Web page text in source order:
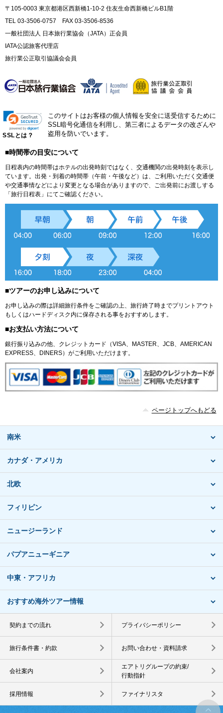
〒105-0003 東京都港区西新橋1-10-2 住友生命西新橋ビルB1階
TEL 03-3506-0757 FAX 03-3506-8536
一般社団法人 日本旅行業協会（JATA）正会員
IATA公認旅客代理店
旅行業公正取引協議会会員
SSLとは？
このサイトはお客様の個人情報を安全に送受信するために
SSL暗号化通信を利用し、第三者によるデータの改ざんや
盗用を防いでいます。
■時間帯の目安について
日程表内の時間帯はホテルの出発時刻ではなく、交通機関の出発時刻を表示し
ています。出発・到着の時間帯（午前・午後など）は、ご利用いただく交通便
や交通事情などにより変更となる場合がありますので、ご出発前にお渡しする
「旅行日程表」にてご確認ください。
■ツアーのお申し込みについて
お申し込みの際は詳細旅行条件をご確認の上、旅行終了時までプリントアウト
もしくはハードディスク内に保存される事をおすすめします。
■お支払い方法について
銀行振り込みの他、クレジットカード（VISA、MASTER、JCB、AMERICAN
EXPRESS、DINERS）がご利用いただけます。
ページトップへもどる
南米
カナダ・アメリカ
北欧
フィリピン
ニュージーランド
パプアニューギニア
中東・アフリカ
おすすめ海外ツアー情報
契約までの流れ プライバシーポリシー
旅行条件書・約款 お問い合わせ・資料請求
会社案内
エアトリグループの約束/
行動指針
採用情報 ファイナリスタ